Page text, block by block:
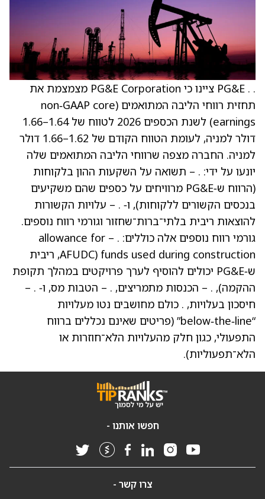
. . PG&E ציינו כי PG&E Corporation מצמצמת את
תחזית רווחי הליבה המתואמים (non‑GAAP core
earnings) לשנת הכספים 2026 לטווח של 1.64–1.66
דולר למניה, לעומת הטווח הקודם של 1.62–1.66 דולר
למניה. החברה מצפה שרווחי הליבה המתואמים שלה
יונעו על ידי: . – תשואה על השקעות ההון בלקוחות
(הרווח ש‑PG&E מרוויחים על כספים שהם משקיעים
בנכסים הקשורים ללקוחות), ו‑ . – עלויות הקשורות
להוצאות ריבית בלתי־ברות־שחזור וגורמי רווח נוספים.
גורמי רווח נוספים אלה כוללים: . – allowance for
funds used during construction ‏(AFUDC, ריבית
ש‑PG&E יכולים להוסיף לערך פרויקטים במהלך תקופת
ההקמה), . – הכנסות מתמריצים, . – הטבות מס, ו‑ . –
חיסכון בעלויות, . כולם מחושבים נטו מעלויות
“below‑the‑line” (פריטים שאינם נכללים ברווח
התפעולי, כגון חלק מהעלויות הלא־חוזרות או
הלא־תפעוליות).
חפשו אותנו -
צרו קשר -